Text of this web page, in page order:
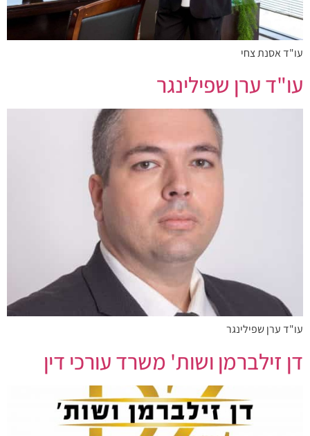
עו"ד אסנת צחי
עו"ד ערן שפילינגר
עו"ד ערן שפילינגר
דן זילברמן ושות' משרד עורכי דין